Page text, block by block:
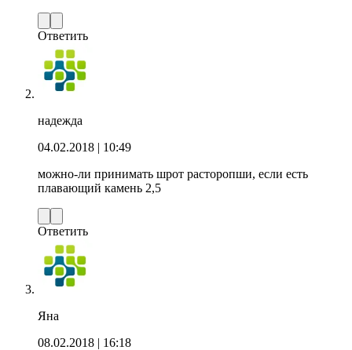
Ответить
надежда
04.02.2018 | 10:49
можно-ли принимать шрот расторопши, если есть
плавающий камень 2,5
Ответить
Яна
08.02.2018 | 16:18